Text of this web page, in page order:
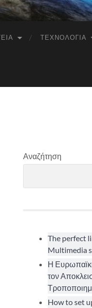
ΤΕΧΝΟΛΟΓΊΑ
Αναζήτηση
The perfect
Multimedia
Η
τον
How to set